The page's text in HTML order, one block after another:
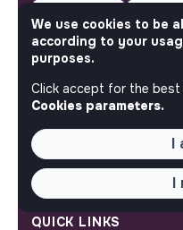
ABOUT
Our mission and
QUICK LINKS
We use cookies to be
according to your
purposes.
Click accept for the best
Cookies parameters.
I
I